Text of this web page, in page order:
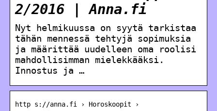
2/2016 | Anna.fi
Nyt helmikuussa on syytä tarkistaa
tähän mennessä tehtyjä sopimuksia
ja määrittää uudelleen oma roolisi
mahdollisimman mielekkääksi.
Innostus ja …
http s://anna.fi › Horoskoopit ›